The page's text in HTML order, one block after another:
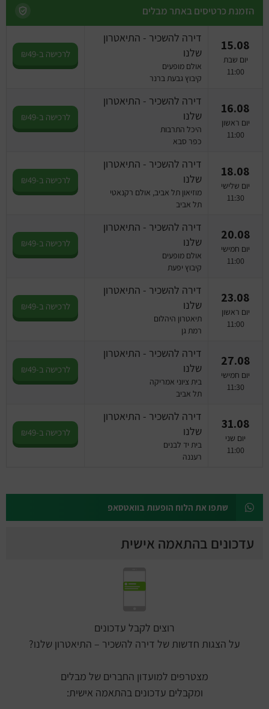
הזמנת כרטיסים באתר מבלים
15.08
יום שבת
11:00
דירה להשכיר - התיאטרון
שלנו
אולם מופעים
קיבוץ גבעת ברנר
לרכישה ב-₪49
16.08
יום ראשון
11:00
דירה להשכיר - התיאטרון
שלנו
היכל התרבות
כפר סבא
לרכישה ב-₪49
18.08
יום שלישי
11:30
דירה להשכיר - התיאטרון
שלנו
מוזיאון תל אביב, אולם רקנאטי
תל אביב
לרכישה ב-₪49
20.08
יום חמישי
11:00
דירה להשכיר - התיאטרון
שלנו
אולם מופעים
קיבוץ יפעת
לרכישה ב-₪49
23.08
יום ראשון
11:00
דירה להשכיר - התיאטרון
שלנו
תיאטרון היהלום
רמת גן
לרכישה ב-₪49
27.08
יום חמישי
11:30
דירה להשכיר - התיאטרון
שלנו
בית ציוני אמריקה
תל אביב
לרכישה ב-₪49
31.08
יום שני
11:00
דירה להשכיר - התיאטרון
שלנו
בית יד לבנים
רעננה
לרכישה ב-₪49
שתפו את הלוח הופעות בוואטסאפ
עדכונים בהתאמה אישית
רוצים לקבל עדכונים
על הצגות חדשות של דירה להשכיר – התיאטרון שלנו?
מצטרפים למועדון החברים של מבלים
ומקבלים עדכונים בהתאמה אישית: